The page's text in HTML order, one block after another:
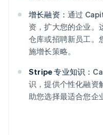
增长融资： 通过
资，扩大您的企业。
仓库或招聘新员工。
施增长策略。
Stripe 专业知识：
识，提供个性化融资
助您选择最适合您企